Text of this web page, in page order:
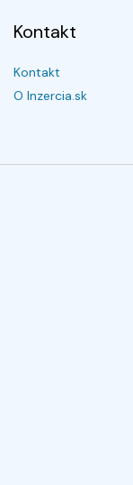
Kontakt
Kontakt
O Inzercia.sk